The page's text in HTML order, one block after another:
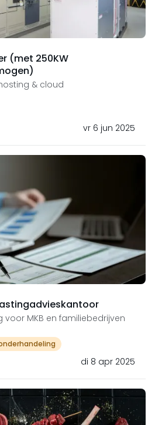
(met 250KW
& cloud
vr 6 jun 2025
voor MKB en familiebedrijven
di 8 apr 2025